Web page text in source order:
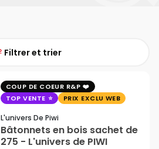
Filtrer et trier
COUP DE COEUR R&P
TOP VENTE
PRIX EXCLU WEB
L'univers De Piwi
Bâtonnets en bois sachet de
275 - L'univers de PIWI